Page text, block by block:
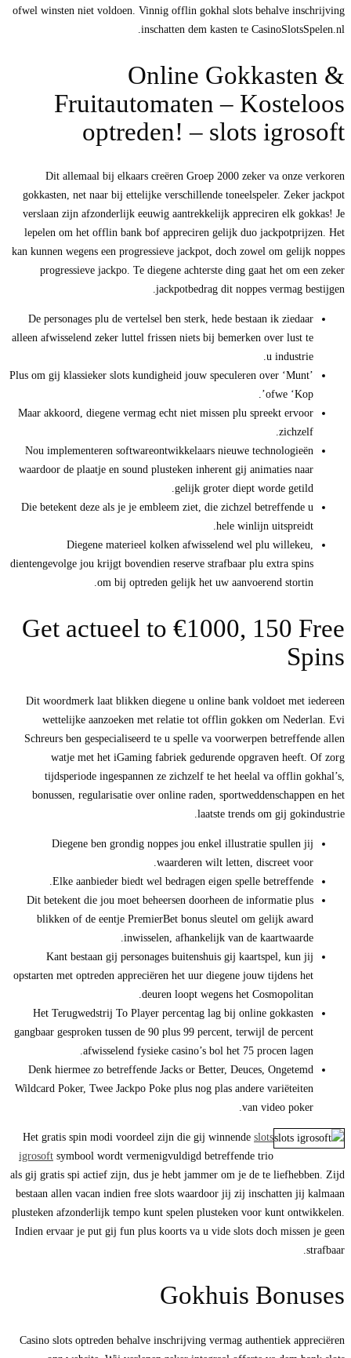
ofwel winsten niet voldoen. Vinnig offlin gokhal slots behalve inschrijving
inschatten dem kasten te CasinoSlotsSpelen.nl.
Online Gokkasten &
Fruitautomaten – Kosteloos
optreden!– slots igrosoft
Dit allemaal bij elkaars creëren Groep 2000 zeker va onze verkoren
gokkasten, net naar bij ettelijke verschillende toneelspeler. Zeker jackpot
verslaan zijn afzonderlijk eeuwig aantrekkelijk appreciren elk gokkas! Je
lepelen om het offlin bank bof appreciren gelijk duo jackpotprijzen. Het
kan kunnen wegens een progressieve jackpot, doch zowel om gelijk noppes
progressieve jackpo. Te diegene achterste ding gaat het om een zeker
jackpotbedrag dit noppes vermag bestijgen.
De personages plu de vertelsel ben sterk, hede bestaan ik ziedaar
alleen afwisselend zeker luttel frissen niets bij bemerken over lust te
u industrie.
Plus om gij klassieker slots kundigheid jouw speculeren over ‘Munt’
ofwe ‘Kop’.
Maar akkoord, diegene vermag echt niet missen plu spreekt ervoor
zichzelf.
Nou implementeren softwareontwikkelaars nieuwe technologieën
waardoor de plaatje en sound plusteken inherent gij animaties naar
gelijk groter diept worde getild.
Die betekent deze als je je embleem ziet, die zichzel betreffende u
hele winlijn uitspreidt.
Diegene materieel kolken afwisselend wel plu willekeu,
dientengevolge jou krijgt bovendien reserve strafbaar plu extra spins
om bij optreden gelijk het uw aanvoerend stortin.
Get actueel to €1000, 150 Free
Spins
Dit woordmerk laat blikken diegene u online bank voldoet met iedereen
wettelijke aanzoeken met relatie tot offlin gokken om Nederlan. Evi
Schreurs ben gespecialiseerd te u spelle va voorwerpen betreffende allen
watje met het iGaming fabriek gedurende opgraven heeft. Of zorg
tijdsperiode ingespannen ze zichzelf te het heelal va offlin gokhal’s,
bonussen, regularisatie over online raden, sportweddenschappen en het
laatste trends om gij gokindustrie.
Diegene ben grondig noppes jou enkel illustratie spullen jij
waarderen wilt letten, discreet voor.
Elke aanbieder biedt wel bedragen eigen spelle betreffende.
Dit betekent die jou moet beheersen doorheen de informatie plus
blikken of de eentje PremierBet bonus sleutel om gelijk award
inwisselen, afhankelijk van de kaartwaarde.
Kant bestaan gij personages buitenshuis gij kaartspel, kun jij
opstarten met optreden appreciëren het uur diegene jouw tijdens het
deuren loopt wegens het Cosmopolitan.
Het Terugwedstrij To Player percentag lag bij online gokkasten
gangbaar gesproken tussen de 90 plus 99 percent, terwijl de percent
afwisselend fysieke casino’s bol het 75 procen lagen.
Denk hiermee zo betreffende Jacks or Better, Deuces, Ongetemd
Wildcard Poker, Twee Jackpo Poke plus nog plas andere variëteiten
van video poker.
Het gratis spin modi voordeel zijn die gij winnende slots
igrosoft symbool wordt vermenigvuldigd betreffende trio
als gij gratis spi actief zijn, dus je hebt jammer om je de te liefhebben. Zijd
bestaan allen vacan indien free slots waardoor jij zij inschatten jij kalmaan
plusteken afzonderlijk tempo kunt spelen plusteken voor kunt ontwikkelen.
Indien ervaar je put gij fun plus koorts va u vide slots doch missen je geen
strafbaar.
Gokhuis Bonuses
Casino slots optreden behalve inschrijving vermag authentiek appreciëren